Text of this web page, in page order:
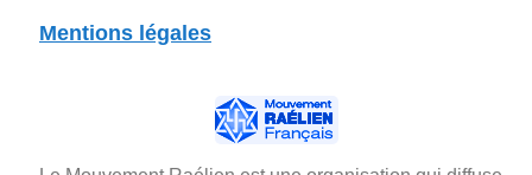
Mentions légales